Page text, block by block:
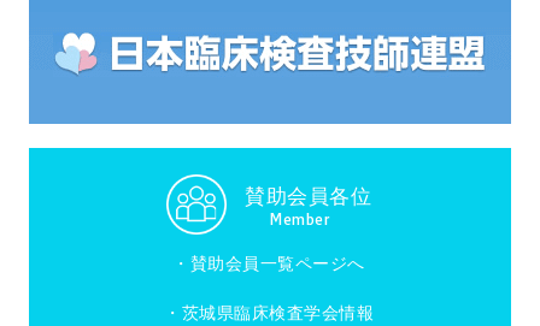
賛助会員各位
Member
・ 賛助会員一覧ページへ
・茨城県臨床検査学会情報